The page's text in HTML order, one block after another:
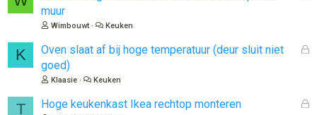
n
o
muur
Wimbouwt Keuken
K
G
o
Oven slaat af bij hoge temperatuur (deur sluit niet
goed)
Klaasie Keuken
T
G
Hoge keukenkast Ikea rechtop monteren